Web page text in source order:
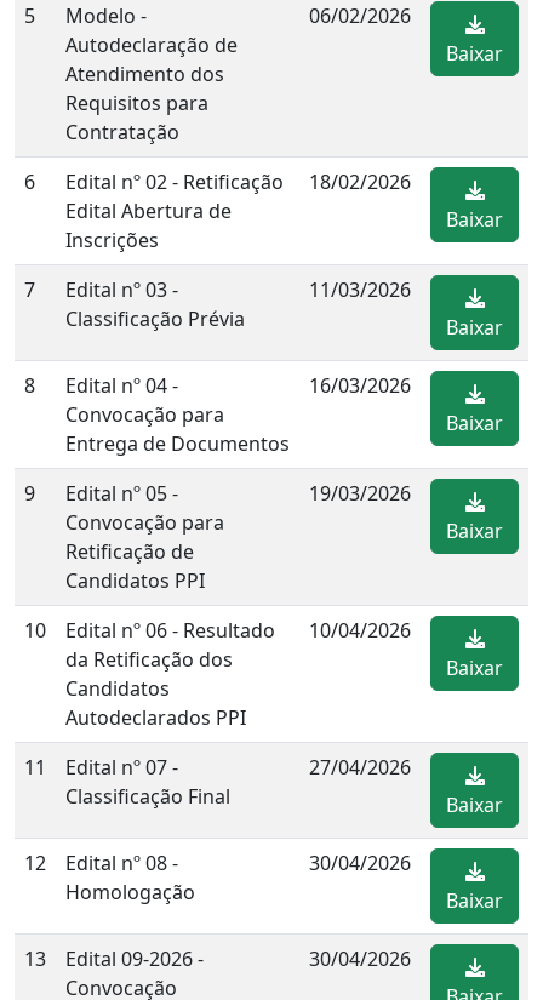
5
Modelo -
Autodeclaração de
Atendimento dos
Requisitos para
Contratação
06/02/2026
Baixar
6
Edital nº 02 - Retificação
Edital Abertura de
Inscrições
18/02/2026
Baixar
7
Edital nº 03 -
Classificação Prévia
11/03/2026
Baixar
8
Edital nº 04 -
Convocação para
Entrega de Documentos
16/03/2026
Baixar
9
Edital nº 05 -
Convocação para
Retificação de
Candidatos PPI
19/03/2026
Baixar
10
Edital nº 06 - Resultado
da Retificação dos
Candidatos
Autodeclarados PPI
10/04/2026
Baixar
11
Edital nº 07 -
Classificação Final
27/04/2026
Baixar
12
Edital nº 08 -
Homologação
30/04/2026
Baixar
13
Edital 09-2026 -
Convocação
30/04/2026